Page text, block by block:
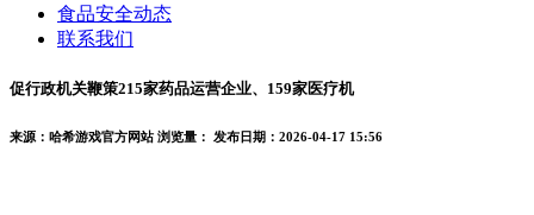
食品安全动态
联系我们
促行政机关鞭策215家药品运营企业、159家医疗机
来源：哈希游戏官方网站 浏览量： 发布日期：2026-04-17 15:56